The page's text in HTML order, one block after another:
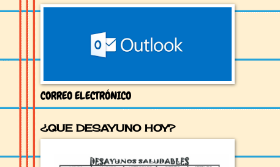
CORREO ELECTRÓNICO
¿QUE DESAYUNO HOY?